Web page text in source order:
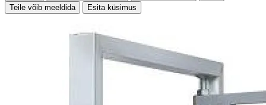
Teile võib meeldida
Esita küsimus